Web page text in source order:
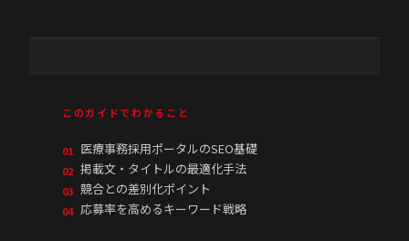
このガイドでわかること
01 医療事務採用ポータルのSEO基礎
02 掲載文・タイトルの最適化手法
03 競合との差別化ポイント
04 応募率を高めるキーワード戦略